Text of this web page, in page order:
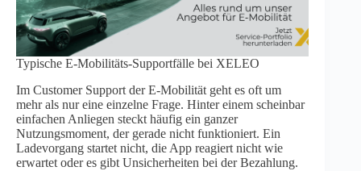
Typische E-Mobilitäts-Supportfälle bei XELEO
Im Customer Support der E-Mobilität geht es oft um
mehr als nur eine einzelne Frage. Hinter einem scheinbar
einfachen Anliegen steckt häufig ein ganzer
Nutzungsmoment, der gerade nicht funktioniert. Ein
Ladevorgang startet nicht, die App reagiert nicht wie
erwartet oder es gibt Unsicherheiten bei der Bezahlung.